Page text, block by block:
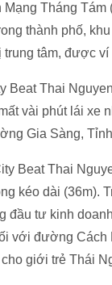
Tháng
thành phố,
tâm, được ví
Beat Thai
vài phút lái xe
Gia Sàng,
Beat Thai
kéo dài (36m).
đầu tư kinh
với đường Cách
giới trẻ Thái